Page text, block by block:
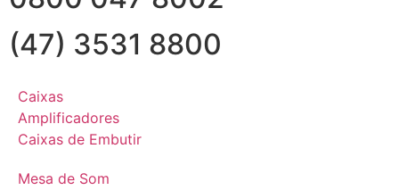
(47) 3531 8800
Caixas
Amplificadores
Caixas de Embutir
Mesa de Som